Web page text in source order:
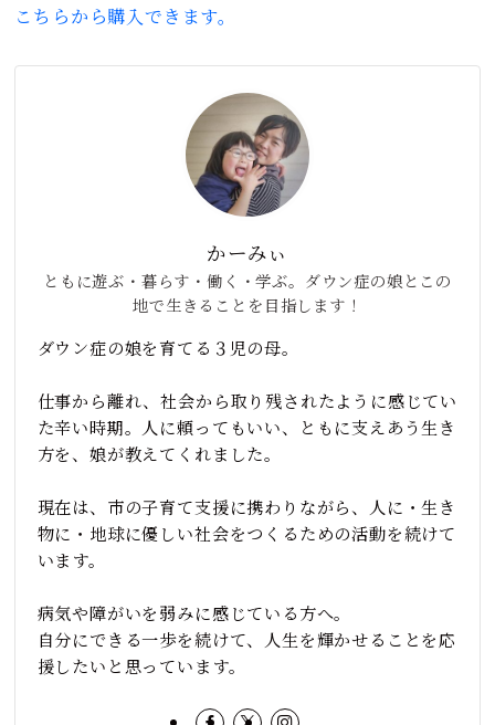
こちらから購入できます。
かーみぃ
ともに遊ぶ・暮らす・働く・学ぶ。ダウン症の娘とこの
地で生きることを目指します！
ダウン症の娘を育てる３児の母。
仕事から離れ、社会から取り残されたように感じてい
た辛い時期。人に頼ってもいい、ともに支えあう生き
方を、娘が教えてくれました。
現在は、市の子育て支援に携わりながら、人に・生き
物に・地球に優しい社会をつくるための活動を続けて
います。
病気や障がいを弱みに感じている方へ。
自分にできる一歩を続けて、人生を輝かせることを応
援したいと思っています。